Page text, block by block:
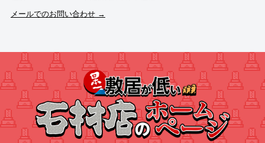
メールでのお問い合わせ →